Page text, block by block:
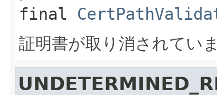
final
証明書が取り消されてい